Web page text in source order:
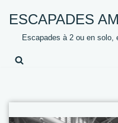
Aller
contenu
ESCAPADES
Escapades à 2 ou en solo,